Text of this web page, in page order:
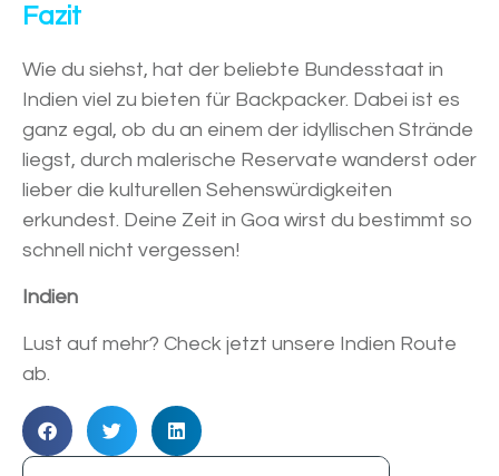
Fazit
Wie du siehst, hat der beliebte Bundesstaat in
Indien viel zu bieten für Backpacker. Dabei ist es
ganz egal, ob du an einem der idyllischen Strände
liegst, durch malerische Reservate wanderst oder
lieber die kulturellen Sehenswürdigkeiten
erkundest. Deine Zeit in Goa wirst du bestimmt so
schnell nicht vergessen!
Indien
Lust auf mehr? Check jetzt unsere Indien Route
ab.